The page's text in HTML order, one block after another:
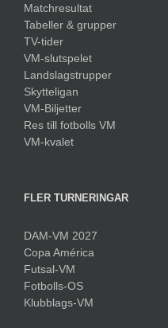
Matchresultat
Tabeller & grupper
TV-tider
VM-slutspelet
Landslagstrupper
Skytteligan
VM-Biljetter
Res till fotbolls VM
VM-kvalet
FLER TURNERINGAR
DAM-VM 2027
Copa América
Futsal-VM
Fotbolls-OS
Klubblags-VM